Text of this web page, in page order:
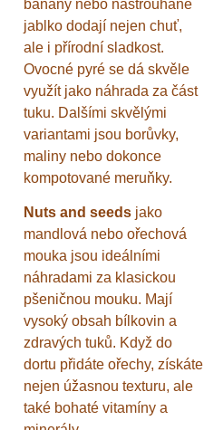
banány nebo nastrouhané
jablko dodají nejen chuť,
ale i přírodní sladkost.
Ovocné pyré se dá skvěle
využít jako náhrada za část
tuku. Dalšími skvělými
variantami jsou borůvky,
maliny nebo dokonce
kompotované meruňky.
Nuts and seeds jako
mandlová nebo ořechová
mouka jsou ideálními
náhradami za klasickou
pšeničnou mouku. Mají
vysoký obsah bílkovin a
zdravých tuků. Když do
dortu přidáte ořechy, získáte
nejen úžasnou texturu, ale
také bohaté vitamíny a